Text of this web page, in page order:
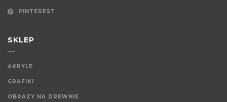
PINTEREST
SKLEP
AKRYLE
GRAFIKI
OBRAZY NA DREWNIE